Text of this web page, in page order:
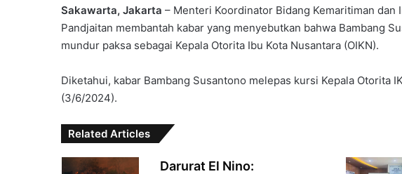
Sakawarta, Jakarta – Menteri Koordinator Bidang Kemaritiman
Pandjaitan membantah kabar yang menyebutkan bahwa Bambang
mundur paksa sebagai Kepala Otorita Ibu Kota Nusantara (OIKN).
Diketahui, kabar Bambang Susantono melepas kursi Kepala Otorita
(3/6/2024).
Related Articles
Darurat El Nino: